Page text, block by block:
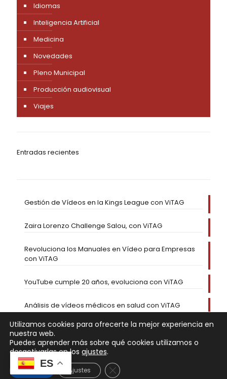
Idiomas
Inteligencia Artificial
Medicina
Novedades
Pleno Municipal
Producción audiovisual
Viajes
Entradas recientes
Gestión de Vídeos en la Kings League con ViTAG
Zaira Lorenzo Challenge Salou, con ViTAG
Revoluciona los Manuales en Vídeo para Empresas
con ViTAG
YouTube cumple 20 años, evoluciona con ViTAG
Análisis de vídeos médicos en salud con ViTAG
ES
Utilizamos cookies para ofrecerte la mejor experiencia en
nuestra web.
Puedes aprender más sobre qué cookies utilizamos o
desactivarlas en los ajustes.
Aceptar Ajustes Cerrar el banner de cookies